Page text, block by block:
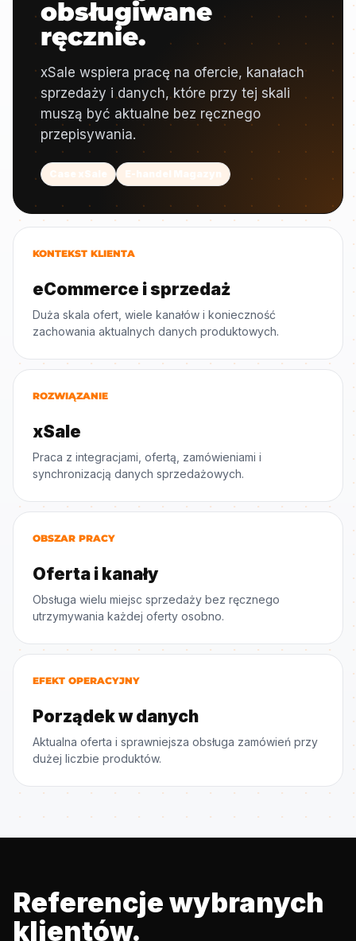
obsługiwane
ręcznie.
xSale wspiera pracę na ofercie, kanałach
sprzedaży i danych, które przy tej skali
muszą być aktualne bez ręcznego
przepisywania.
KONTEKST KLIENTA
eCommerce i sprzedaż
Duża skala ofert, wiele kanałów i konieczność
zachowania aktualnych danych produktowych.
ROZWIĄZANIE
xSale
Praca z integracjami, ofertą, zamówieniami i
synchronizacją danych sprzedażowych.
OBSZAR PRACY
Oferta i kanały
Obsługa wielu miejsc sprzedaży bez ręcznego
utrzymywania każdej oferty osobno.
EFEKT OPERACYJNY
Porządek w danych
Aktualna oferta i sprawniejsza obsługa zamówień przy
dużej liczbie produktów.
Referencje wybranych
klientów.